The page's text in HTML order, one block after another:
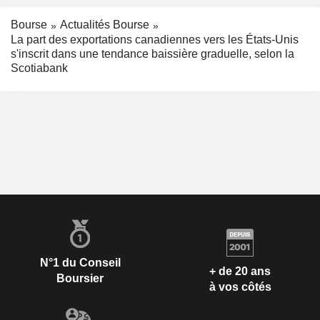
Bourse
Actualités Bourse
La part des exportations canadiennes vers les États-Unis
s'inscrit dans une tendance baissière graduelle, selon la
Scotiabank
N°1 du Conseil
Boursier
+ de 20 ans
à vos côtés